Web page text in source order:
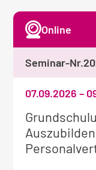
Weitere
zum
07.09.2026–
Online
Seminar-Nr.